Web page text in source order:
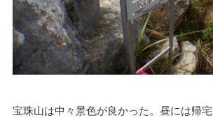
宝珠山は中々景色が良かった。昼には帰